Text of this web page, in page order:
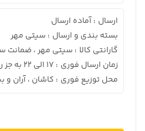
ارسال : آماده ارسال
بسته بندی و ارسال : سیتی مهر
گارانتی کالا : سیتی مهر ، ضمانت
زمان ارسال فوری : 17 الی 22 به جز روز های تعطیل
محل توزیع فوری : کاشان ، آران